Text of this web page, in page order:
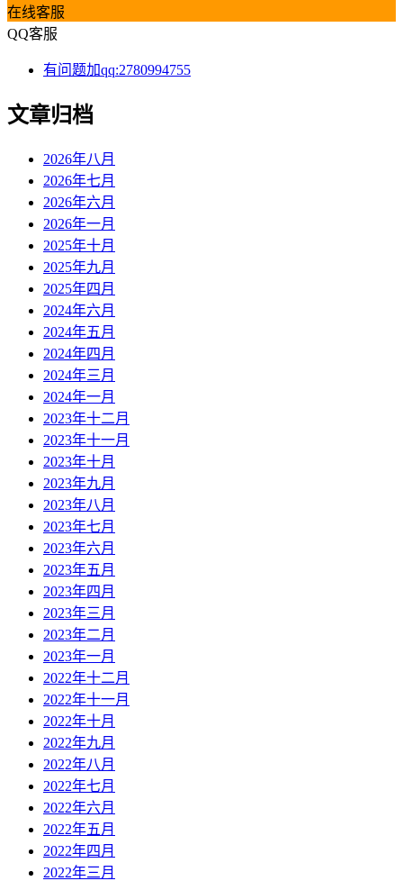
在线客服
QQ客服
有问题加qq:2780994755
文章归档
2026年八月
2026年七月
2026年六月
2026年一月
2025年十月
2025年九月
2025年四月
2024年六月
2024年五月
2024年四月
2024年三月
2024年一月
2023年十二月
2023年十一月
2023年十月
2023年九月
2023年八月
2023年七月
2023年六月
2023年五月
2023年四月
2023年三月
2023年二月
2023年一月
2022年十二月
2022年十一月
2022年十月
2022年九月
2022年八月
2022年七月
2022年六月
2022年五月
2022年四月
2022年三月